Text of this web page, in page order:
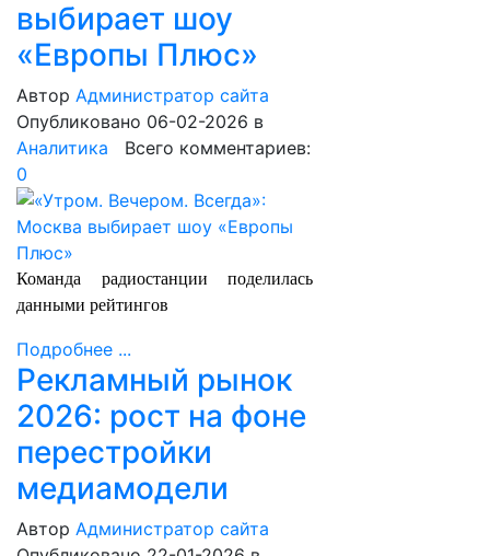
выбирает шоу
«Европы Плюс»
Автор Администратор сайта
Опубликовано 06-02-2026 в
Аналитика Всего комментариев:
0
Команда радиостанции поделилась
данными рейтингов
Подробнее ...
Рекламный рынок
2026: рост на фоне
перестройки
медиамодели
Автор Администратор сайта